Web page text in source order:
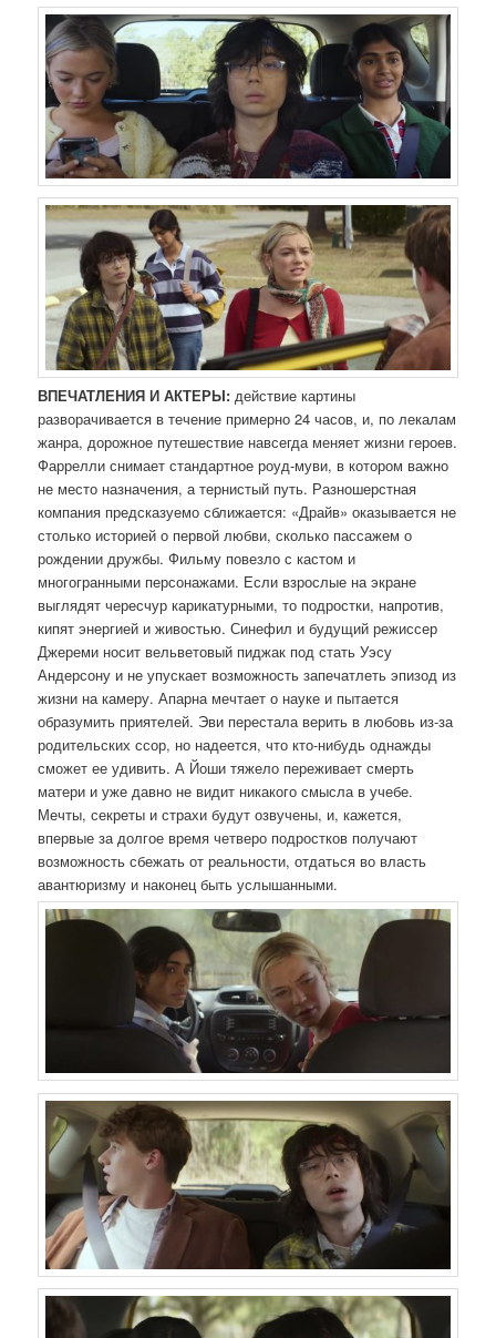
ВПЕЧАТЛЕНИЯ И АКТЕРЫ: действие картины
разворачивается в течение примерно 24 часов, и, по лекалам
жанра, дорожное путешествие навсегда меняет жизни героев.
Фаррелли снимает стандартное роуд-муви, в котором важно
не место назначения, а тернистый путь. Разношерстная
компания предсказуемо сближается: «Драйв» оказывается не
столько историей о первой любви, сколько пассажем о
рождении дружбы. Фильму повезло с кастом и
многогранными персонажами. Если взрослые на экране
выглядят чересчур карикатурными, то подростки, напротив,
кипят энергией и живостью. Синефил и будущий режиссер
Джереми носит вельветовый пиджак под стать Уэсу
Андерсону и не упускает возможность запечатлеть эпизод из
жизни на камеру. Апарна мечтает о науке и пытается
образумить приятелей. Эви перестала верить в любовь из-за
родительских ссор, но надеется, что кто-нибудь однажды
сможет ее удивить. А Йоши тяжело переживает смерть
матери и уже давно не видит никакого смысла в учебе.
Мечты, секреты и страхи будут озвучены, и, кажется,
впервые за долгое время четверо подростков получают
возможность сбежать от реальности, отдаться во власть
авантюризму и наконец быть услышанными.